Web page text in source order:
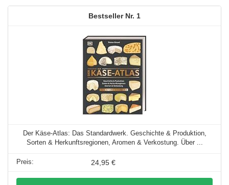
1
Der Käse-Atlas: Das Standardwerk. Geschichte & Produktion,
Sorten & Herkunftsregionen, Aromen & Verkostung. Über ...
24,95 €